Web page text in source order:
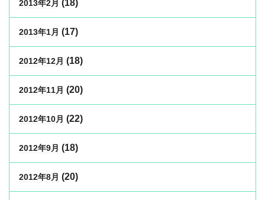
2013年2月 (18)
2013年1月 (17)
2012年12月 (18)
2012年11月 (20)
2012年10月 (22)
2012年9月 (18)
2012年8月 (20)